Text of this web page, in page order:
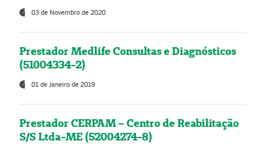
03 de Novembro de 2020
Prestador Medlife Consultas e Diagnósticos
(51004334-2)
01 de Janeiro de 2019
Prestador CERPAM – Centro de Reabilitação
S/S Ltda-ME (52004274-8)